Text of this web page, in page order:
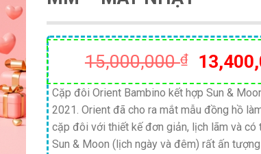
15,000,000₫
Giá
gốc
là:
Cặp đôi Orient Bambino kết hợp Sun &
2021. Orient đã cho ra mắt mẫu đồng hồ
cặp đôi với thiết kế đơn giản, lịch lãm và có
Sun & Moon (lịch ngày và đêm) rất ấn